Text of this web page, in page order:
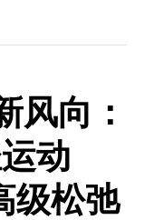
风向：
动
级松弛